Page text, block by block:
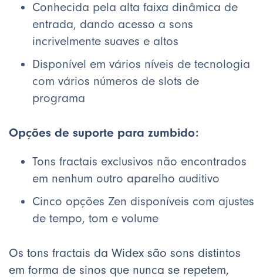
Conhecida pela alta faixa dinâmica de
entrada, dando acesso a sons
incrivelmente suaves e altos
Disponível em vários níveis de tecnologia
com vários números de slots de
programa
Opções de suporte para zumbido:
Tons fractais exclusivos não encontrados
em nenhum outro aparelho auditivo
Cinco opções Zen disponíveis com ajustes
de tempo, tom e volume
Os tons fractais da Widex são sons distintos
em forma de sinos que nunca se repetem,